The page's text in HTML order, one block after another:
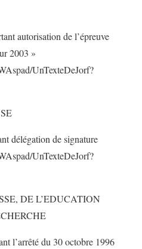
autorisation de l’épreuve
2003 »
UnTexteDeJorf?
délégation de signature
UnTexteDeJorf?
DE L’EDUCATION
l’arrêté du 30 octobre 1996